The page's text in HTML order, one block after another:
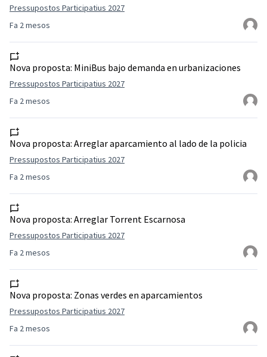
Fa 2 mesos
Pressupostos Participatius 2027
Fa 2 mesos
Nova proposta: MiniBus bajo demanda en urbanizaciones
Pressupostos Participatius 2027
Fa 2 mesos
Nova proposta: Arreglar aparcamiento al lado de la policia
Pressupostos Participatius 2027
Fa 2 mesos
Nova proposta: Arreglar Torrent Escarnosa
Pressupostos Participatius 2027
Fa 2 mesos
Nova proposta: Zonas verdes en aparcamientos
Pressupostos Participatius 2027